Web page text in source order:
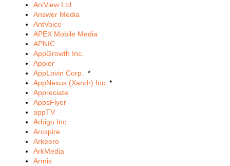
AniView Ltd
Answer Media
AntVoice
APEX Mobile Media
APNIC
AppGrowth Inc.
Appier
AppLovin Corp.
*
AppNexus (Xandr) Inc *
Appreciate
AppsFlyer
appTV
Arbigo Inc.
Arcspire
Arkeero
ArkMedia
Armis